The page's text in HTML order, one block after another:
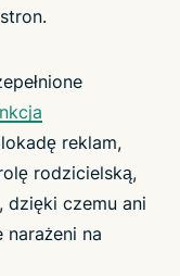
reklam,
rodzicielską,
dzięki czemu ani
na